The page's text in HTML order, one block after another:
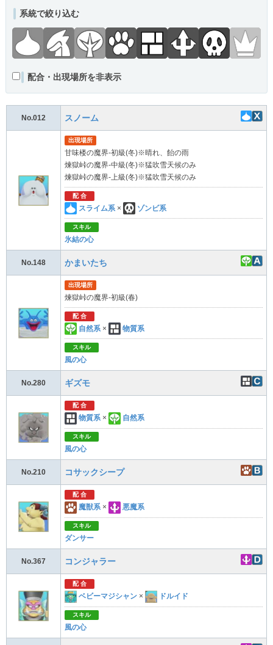
系統で絞り込む
配合・出現場所を非表示
No.012 スノーム
出現場所
甘味楼の魔界-初級(冬)※晴れ、飴の雨
煉獄峠の魔界-中級(冬)※猛吹雪天候のみ
煉獄峠の魔界-上級(冬)※猛吹雪天候のみ
配 合
スライム系 × ゾンビ系
スキル
氷結の心
No.148 かまいたち
出現場所
煉獄峠の魔界-初級(春)
配 合
自然系 × 物質系
スキル
風の心
No.280 ギズモ
配 合
物質系 × 自然系
スキル
風の心
No.210 コサックシープ
配 合
魔獣系 × 悪魔系
スキル
ダンサー
No.367 コンジャラー
配 合
ベビーマジシャン × ドルイド
スキル
風の心